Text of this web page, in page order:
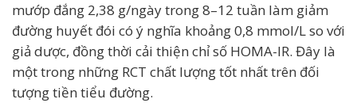
mướp đắng 2,38 g/ngày trong 8–12 tuần làm giảm
đường huyết đói có ý nghĩa khoảng 0,8 mmol/L so với
giả dược, đồng thời cải thiện chỉ số HOMA-IR. Đây là
một trong những RCT chất lượng tốt nhất trên đối
tượng tiền tiểu đường.